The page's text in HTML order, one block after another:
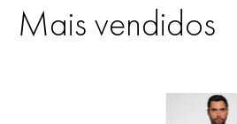
Mais vendidos